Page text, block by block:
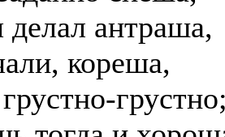
антраша,
кореша,